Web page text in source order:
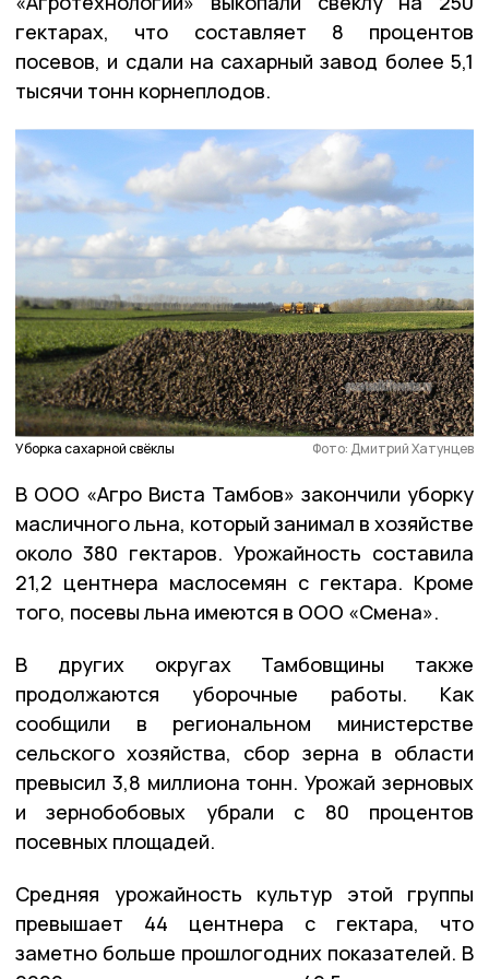
гектарах, что составляет 8 процентов
посевов, и сдали на сахарный завод более 5,1
тысячи тонн корнеплодов.
Уборка сахарной свёклы Фото: Дмитрий Хатунцев
В ООО «Агро Виста Тамбов» закончили уборку
масличного льна, который занимал в хозяйстве
около 380 гектаров. Урожайность составила
21,2 центнера маслосемян с гектара. Кроме
того, посевы льна имеются в ООО «Смена».
В других округах Тамбовщины также
продолжаются уборочные работы. Как
сообщили в региональном министерстве
сельского хозяйства, сбор зерна в области
превысил 3,8 миллиона тонн. Урожай зерновых
и зернобобовых убрали с 80 процентов
посевных площадей.
Средняя урожайность культур этой группы
превышает 44 центнера с гектара, что
заметно больше прошлогодних показателей. В